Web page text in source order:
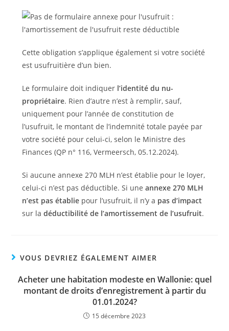
Cette obligation s’applique également si votre société
est usufruitière d’un bien.
Le formulaire doit indiquer l’identité du nu-
propriétaire. Rien d’autre n’est à remplir, sauf,
uniquement pour l’année de constitution de
l’usufruit, le montant de l’indemnité totale payée par
votre société pour celui-ci, selon le Ministre des
Finances (QP n° 116, Vermeersch, 05.12.2024).
Si aucune annexe 270 MLH n’est établie pour le loyer,
celui-ci n’est pas déductible. Si une annexe 270 MLH
n’est pas établiepour l’usufruit, il n’y a pas d’impact
sur la déductibilité de l’amortissement de l’usufruit.
VOUS DEVRIEZ ÉGALEMENT AIMER
Acheter une habitation modeste en Wallonie: quel
montant de droits d’enregistrement à partir du
01.01.2024?
15 décembre 2023